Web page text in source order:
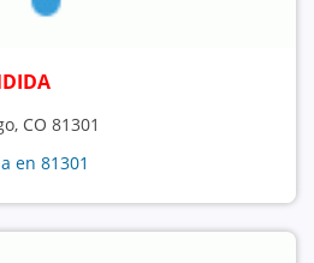
CO 81301
en 81301